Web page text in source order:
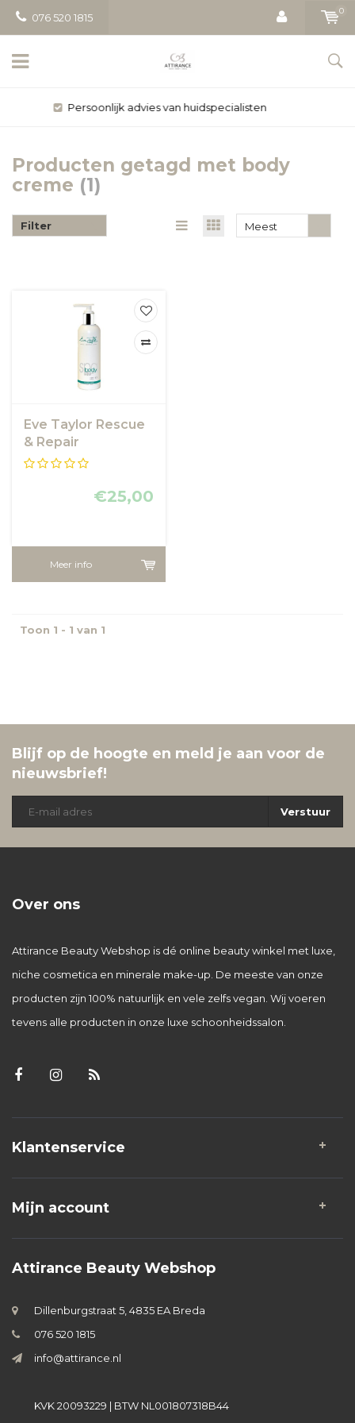
076 520 1815
0
Gratis bezorging vanaf € 50
Producten getagd met body
creme (1)
Filter
Meest
Eve Taylor Rescue
& Repair
Moisturiser
€25,00
Meer info
Toon 1 - 1 van 1
Blijf op de hoogte en meld je aan voor de
nieuwsbrief!
Verstuur
Over ons
Attirance Beauty Webshop is dé online beauty winkel met luxe,
niche cosmetica en minerale make-up. De meeste van onze
producten zijn 100% natuurlijk en vele zelfs vegan. Wij voeren
tevens alle producten in onze luxe schoonheidssalon.
Klantenservice
Mijn account
Attirance Beauty Webshop
Dillenburgstraat 5, 4835 EA Breda
076 520 1815
info@attirance.nl
KVK 20093229 | BTW NL001807318B44